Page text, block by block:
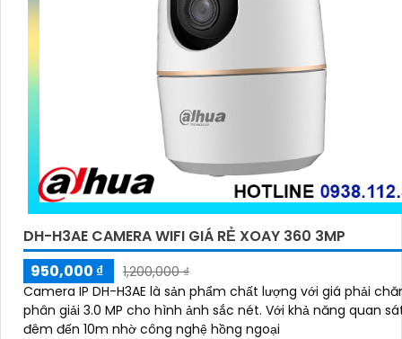
DH-H3AE CAMERA WIFI GIÁ RẺ XOAY 360 3MP
950,000 ₫
1,200,000 ₫
Camera IP DH-H3AE là sản phẩm chất lượng với giá phải
phân giải 3.0 MP cho hình ảnh sắc nét. Với khả năng quan
đêm đến 10m nhờ công nghệ hồng ngoại